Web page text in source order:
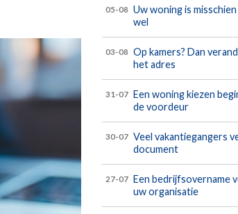
05-08
Uw woning is
wel
03-08
Op kamers? Dan
het adres
31-07 Een woning kiezen
de voordeur
30-07 Veel vakantiegangers
document
27-07 Een bedrijfsovername
uw organisatie